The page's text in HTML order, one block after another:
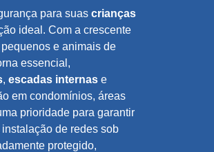
para suas crianças
ideal. Com a crescente
e animais de
essencial,
, escadas internas e
em condomínios, áreas
prioridade para garantir
de redes sob
protegido,